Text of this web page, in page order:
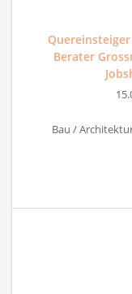
Berater
Bau /